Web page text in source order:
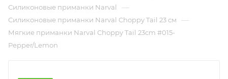
Силиконовые приманки Narval —
Силиконовые приманки Narval Choppy Tail 23 см —
Мягкие приманки Narval Choppy Tail 23cm #015-
Pepper/Lemon